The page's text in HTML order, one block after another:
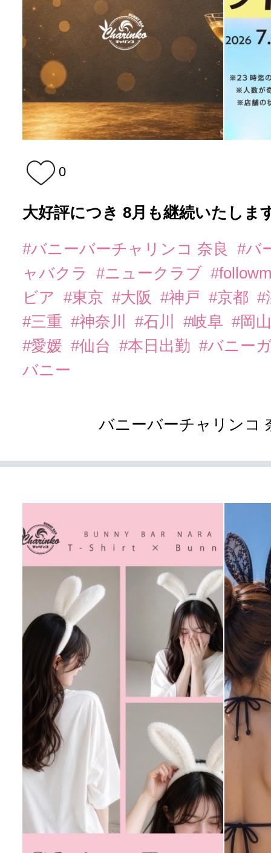
0
大好評につき 8月も継続いたしま
#バニーバーチャリンコ 奈良
#バ
ャバクラ
#ニュークラブ
ビア
#東京 #大阪 #神戸 #京都 #
#三重 #神奈川 #石川 #岐阜 #岡
#愛媛 #仙台 #本日出勤 #バニー
バニー
バニーバーチャリンコ